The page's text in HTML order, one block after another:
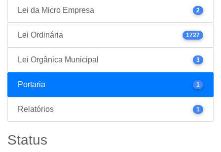
Lei da Micro Empresa 2
Lei Ordinária 1727
Lei Orgânica Municipal 3
Portaria 1
Relatórios 1
Status